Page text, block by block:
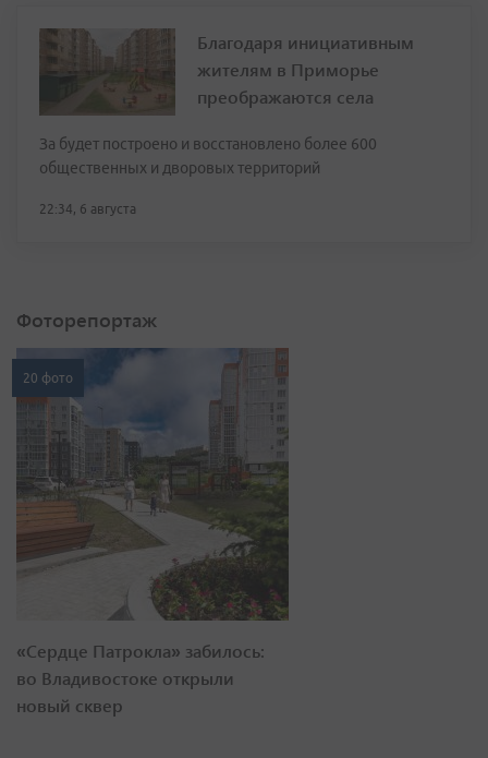
Благодаря инициативным
жителям в Приморье
преображаются села
За будет построено и восстановлено более 600
общественных и дворовых территорий
22:34, 6 августа
Фоторепортаж
20 фото
«Сердце Патрокла» забилось:
во Владивостоке открыли
новый сквер